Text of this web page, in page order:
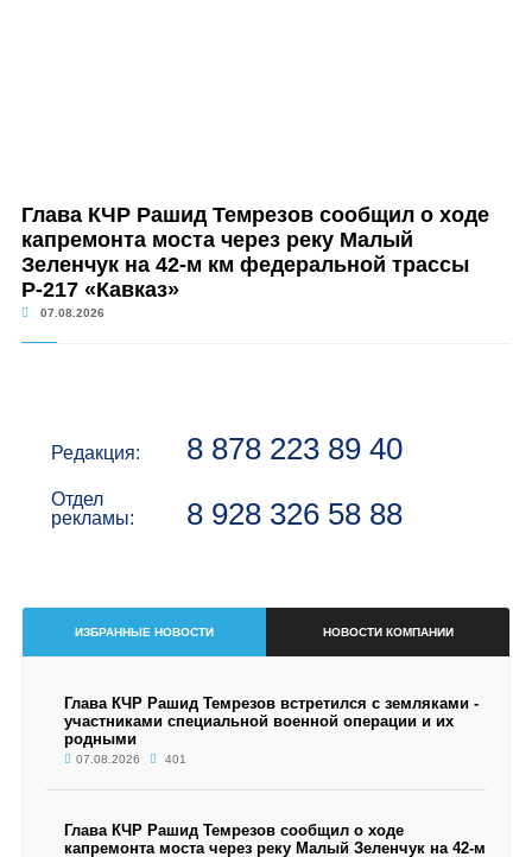
Глава КЧР Рашид Темрезов сообщил о ходе
капремонта моста через реку Малый
Зеленчук на 42-м км федеральной трассы
Р-217 «Кавказ»
07.08.2026
Редакция: 8 878 223 89 40
Отдел
рекламы:
8 928 326 58 88
ИЗБРАННЫЕ НОВОСТИ НОВОСТИ КОМПАНИИ
Глава КЧР Рашид Темрезов встретился с земляками -
участниками специальной военной операции и их
родными
07.08.2026 401
Глава КЧР Рашид Темрезов сообщил о ходе
капремонта моста через реку Малый Зеленчук на 42-м